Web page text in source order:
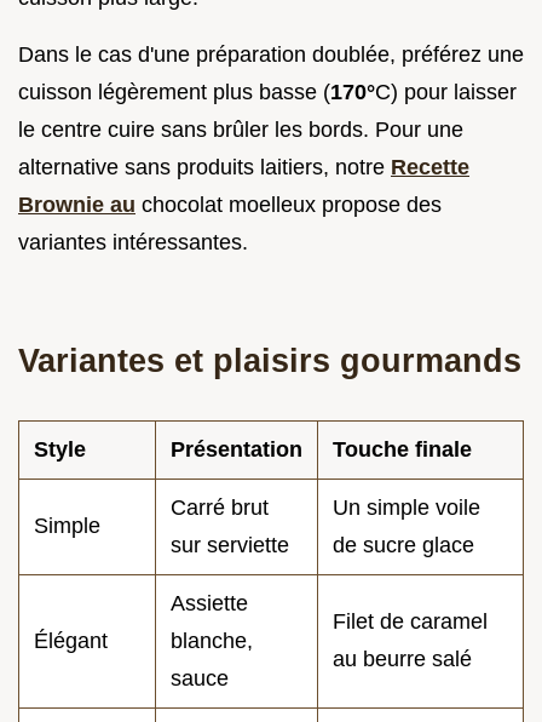
Dans le cas d'une préparation doublée, préférez une
cuisson légèrement plus basse (170°C) pour laisser
le centre cuire sans brûler les bords. Pour une
alternative sans produits laitiers, notre Recette
Brownie au chocolat moelleux propose des
variantes intéressantes.
Variantes et plaisirs gourmands
Style Présentation Touche finale
Simple
Carré brut
sur serviette
Un simple voile
de sucre glace
Élégant
Assiette
blanche,
sauce
Filet de caramel
au beurre salé